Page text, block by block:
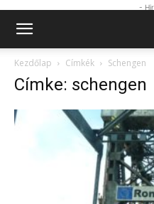
-
Kezdőlap Címkék Schengen
Címke: schengen